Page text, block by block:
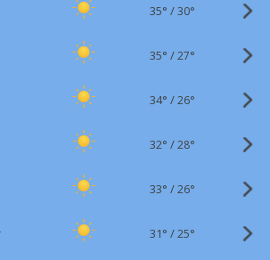
35° /30°
35° /27°
34° /26°
32° /28°
33° /26°
31° /25°